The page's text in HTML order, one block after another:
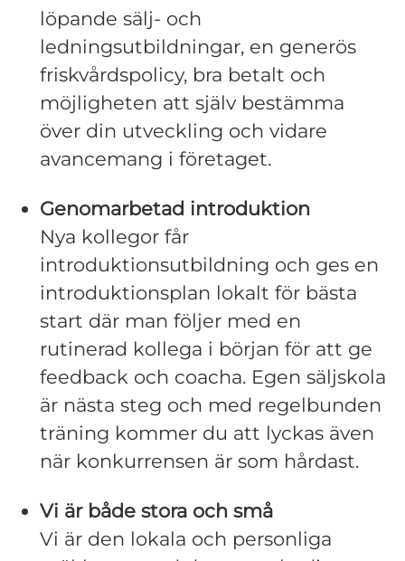
löpande sälj- och
ledningsutbildningar, en generös
friskvårdspolicy, bra betalt och
möjligheten att själv bestämma
över din utveckling och vidare
avancemang i företaget.
Genomarbetad introduktion
Nya kollegor får
introduktionsutbildning och ges en
introduktionsplan lokalt för bästa
start där man följer med en
rutinerad kollega i början för att ge
feedback och coacha. Egen säljskola
är nästa steg och med regelbunden
träning kommer du att lyckas även
när konkurrensen är som hårdast.
Vi är både stora och små
Vi är den lokala och personliga